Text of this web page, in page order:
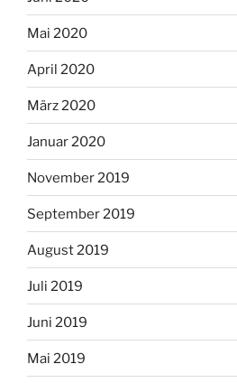
Mai 2020
April 2020
März 2020
Januar 2020
November 2019
September 2019
August 2019
Juli 2019
Juni 2019
Mai 2019